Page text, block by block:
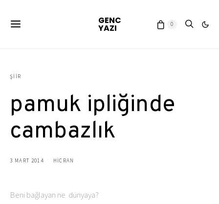
GENC
YAZI 0
ŞIIR
pamuk ipliğinde
cambazlık
3 MART 2014 HICRAN
Beni bağlayan ne dünyaya?